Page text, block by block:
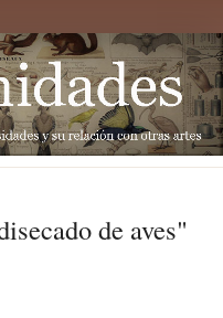
de aves"